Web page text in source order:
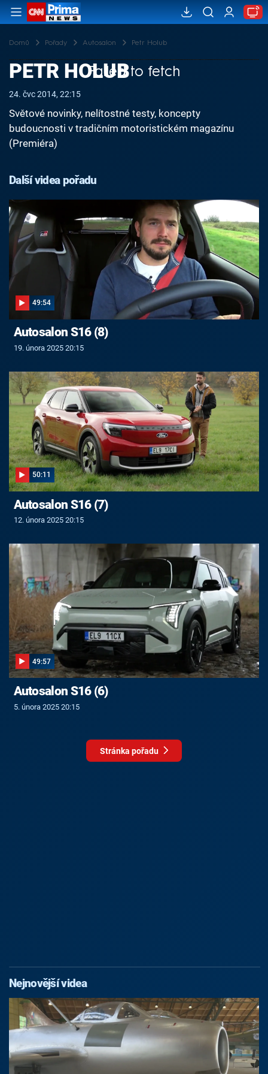
Domů Pořady Autosalon Petr Holub
Failed to fetch
PETR HOLUB
24. čvc 2014, 22:15
Světové novinky, nelítostné testy, koncepty
budoucnosti v tradičním motoristickém magazínu
(Premiéra)
Další videa pořadu
49:54
Autosalon S16 (8)
19. února 2025 20:15
50:11
Autosalon S16 (7)
12. února 2025 20:15
49:57
Autosalon S16 (6)
5. února 2025 20:15
Stránka pořadu
Nejnovější videa